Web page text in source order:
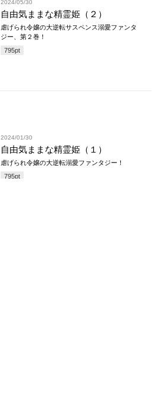
2024/05/30
自由気ままな精霊姫（２）
虐げられ令嬢の大逆転サスペンス溺愛ファンタ
ジー、第２巻！
795pt
2024/01/30
自由気ままな精霊姫（１）
虐げられ令嬢の大逆転溺愛ファンタジー！
795pt